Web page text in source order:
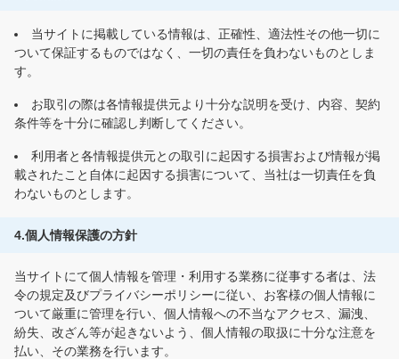
当サイトに掲載している情報は、正確性、適法性その他一切に
ついて保証するものではなく、一切の責任を負わないものとしま
す。
お取引の際は各情報提供元より十分な説明を受け、内容、契約
条件等を十分に確認し判断してください。
利用者と各情報提供元との取引に起因する損害および情報が掲
載されたこと自体に起因する損害について、当社は一切責任を負
わないものとします。
4.個人情報保護の方針
当サイトにて個人情報を管理・利用する業務に従事する者は、法
令の規定及びプライバシーポリシーに従い、お客様の個人情報に
ついて厳重に管理を行い、個人情報への不当なアクセス、漏洩、
紛失、改ざん等が起きないよう、個人情報の取扱に十分な注意を
払い、その業務を行います。